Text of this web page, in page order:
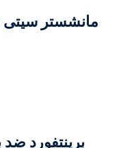
برينتفورد ضد